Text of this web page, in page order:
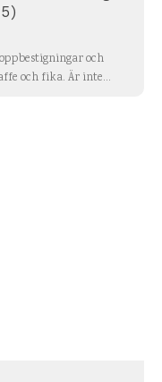
och
och fika. Är inte...